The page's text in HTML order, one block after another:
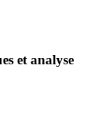
et analyse